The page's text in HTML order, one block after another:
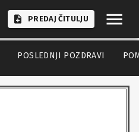
PREDAJ ČITULJU
POSLEDNJI POZDRAVI